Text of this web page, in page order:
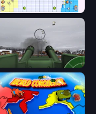
Random Wars
Flakmeister